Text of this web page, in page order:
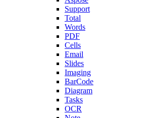
Support
Total
Words
PDF
Cells
Email
Slides
Imaging
BarCode
Diagram
Tasks
OCR